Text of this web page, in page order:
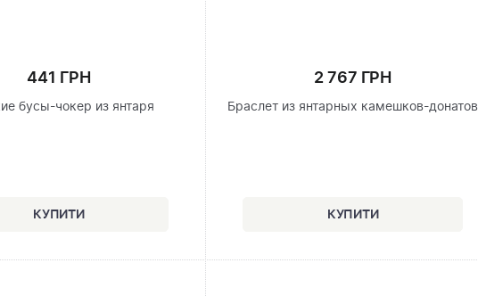
441 ГРН
бусы-чокер из янтаря
2 767 ГРН
Браслет из янтарных камешков-донатов